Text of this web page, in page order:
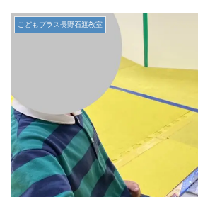
こどもプラス長野石渡教室